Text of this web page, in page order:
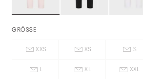
GRÖSSE
XXS XS S
L XL XXL